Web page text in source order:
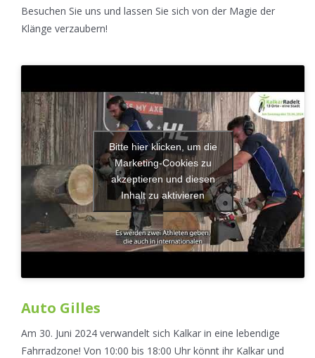
Besuchen Sie uns und lassen Sie sich von der Magie der
Klänge verzaubern!
Bitte hier klicken, um die
Marketing-Cookies zu
akzeptieren und diesen
Inhalt zu aktivieren
Auto Gilles
Am 30. Juni 2024 verwandelt sich Kalkar in eine lebendige
Fahrradzone! Von 10:00 bis 18:00 Uhr könnt ihr Kalkar und